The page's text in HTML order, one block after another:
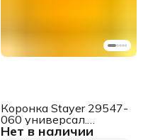
Нет в наличии
Коронка Stayer 29547-
060 универсал.
(1пред.) для дрелей/